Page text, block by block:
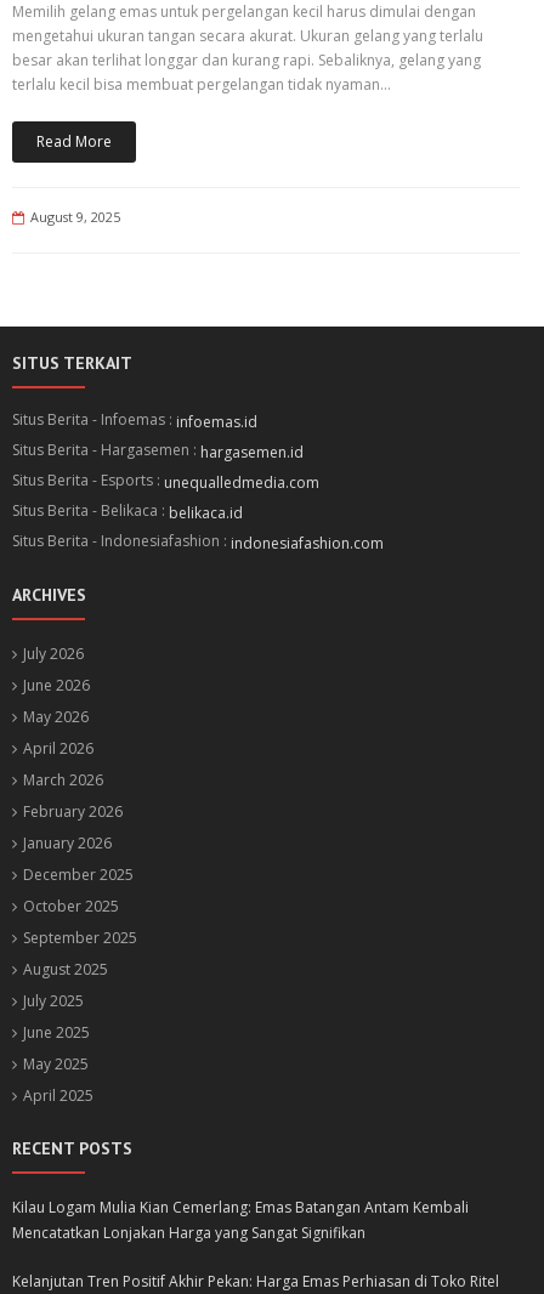
Memilih gelang emas untuk pergelangan kecil harus dimulai dengan
mengetahui ukuran tangan secara akurat. Ukuran gelang yang terlalu
besar akan terlihat longgar dan kurang rapi. Sebaliknya, gelang yang
terlalu kecil bisa membuat pergelangan tidak nyaman…
Read More
August 9, 2025
SITUS TERKAIT
Situs Berita - Infoemas : infoemas.id
Situs Berita - Hargasemen : hargasemen.id
Situs Berita - Esports : unequalledmedia.com
Situs Berita - Belikaca : belikaca.id
Situs Berita - Indonesiafashion : indonesiafashion.com
ARCHIVES
July 2026
June 2026
May 2026
April 2026
March 2026
February 2026
January 2026
December 2025
October 2025
September 2025
August 2025
July 2025
June 2025
May 2025
April 2025
RECENT POSTS
Kilau Logam Mulia Kian Cemerlang: Emas Batangan Antam Kembali
Mencatatkan Lonjakan Harga yang Sangat Signifikan
Kelanjutan Tren Positif Akhir Pekan: Harga Emas Perhiasan di Toko Ritel